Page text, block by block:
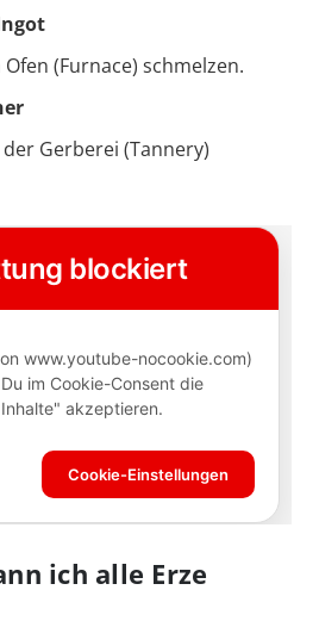
(Furnace) schmelzen.
Gerberei (Tannery)
ich alle Erze